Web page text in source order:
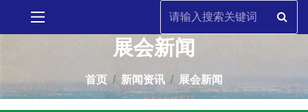
展会新闻
首页 新闻资讯 展会新闻